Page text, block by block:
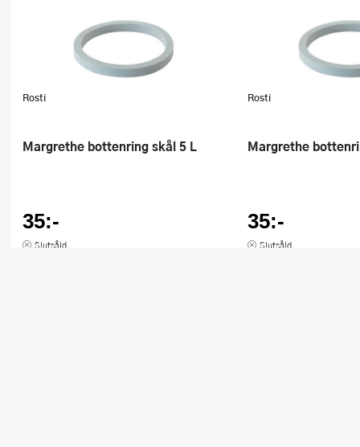
Rosti
Margrethe bottenring skål 5 L
35:-
Slutsåld
Rosti
Margrethe
35:-
Slutsåld